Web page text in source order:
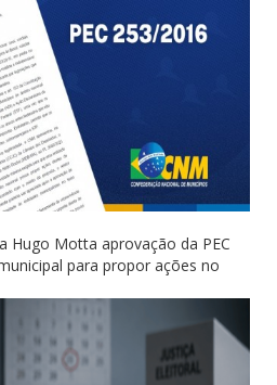
Hugo Motta aprovação da PEC
para propor ações no